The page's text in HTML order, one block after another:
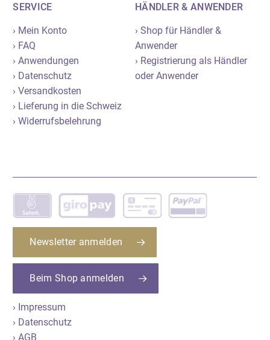
SERVICE
› Mein Konto
› FAQ
› Anwendungen
› Datenschutz
› Versandkosten
› Lieferung in die Schweiz
› Widerrufsbelehrung
HÄNDLER & ANWENDER
› Shop für Händler &
Anwender
› Registrierung als Händler
oder Anwender
Newsletter anmelden
Beim Shop anmelden
› Impressum
› Datenschutz
› AGB